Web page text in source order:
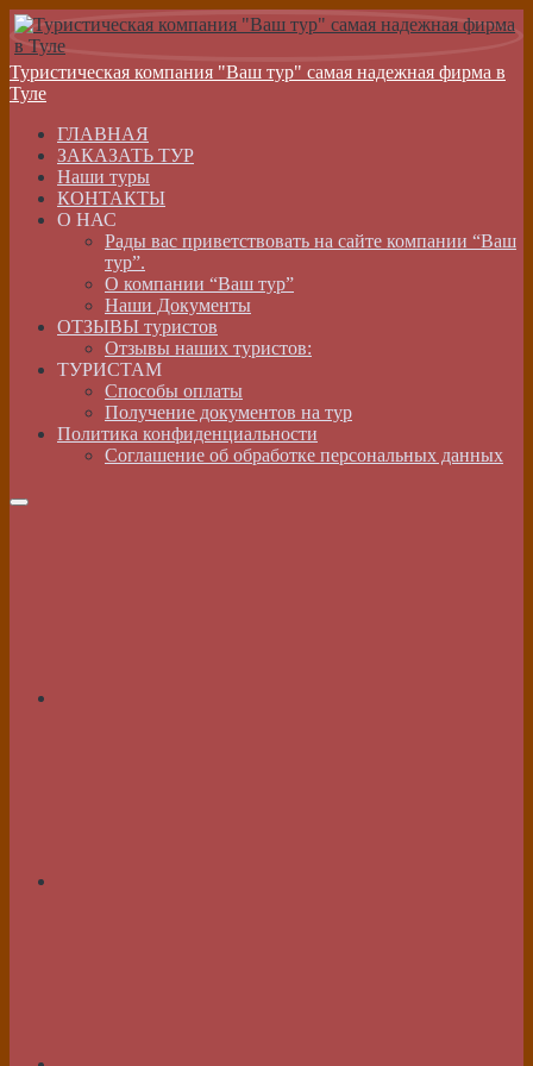
Туристическая компания "Ваш тур" самая надежная фирма в
Туле
ГЛАВНАЯ
ЗАКАЗАТЬ ТУР
Наши туры
КОНТАКТЫ
О НАС
Рады вас приветствовать на сайте компании “Ваш
тур”.
О компании “Ваш тур”
Наши Документы
ОТЗЫВЫ туристов
Отзывы наших туристов:
ТУРИСТАМ
Способы оплаты
Получение документов на тур
Политика конфиденциальности
Соглашение об обработке персональных данных